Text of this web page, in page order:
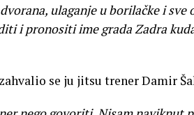
ulaganje u borilačke i sve
i pronositi ime grada Zadra
se ju jitsu trener Damir